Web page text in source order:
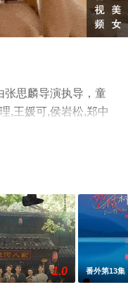
张思麟导演执导，童
,王媛可,侯岩松,郑中
局剧情已揭晓（全
更多剧情信息可移
1.0 番外第13集